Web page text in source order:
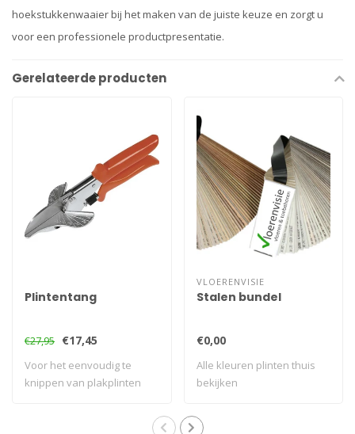
hoekstukkenwaaier bij het maken van de juiste keuze en zorgt u
voor een professionele productpresentatie.
Gerelateerde producten
Plintentang
€27,95 €17,45
Voor het eenvoudig te
knippen van plakplinten
VLOERENVISIE
Stalen bundel
€0,00
Alle kleuren plinten thuis
bekijken